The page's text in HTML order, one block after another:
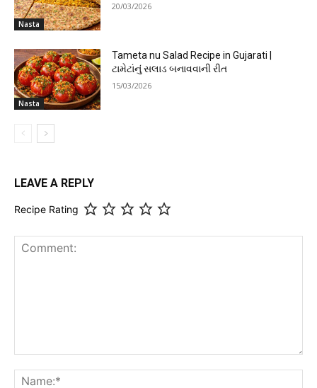
Nasta
20/03/2026
Nasta
Tameta nu Salad Recipe in Gujarati |
ટામેટાંનું સલાડ બનાવવાની રીત
15/03/2026
LEAVE A REPLY
Recipe Rating